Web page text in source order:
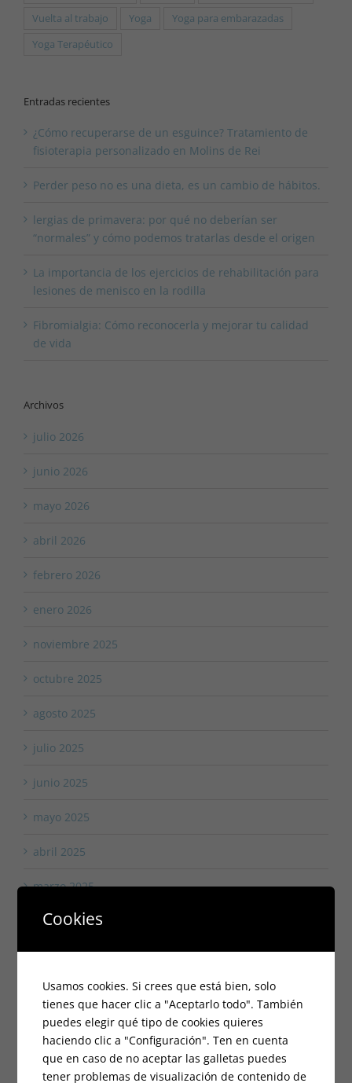
Vuelta al trabajo
Yoga
Yoga para embarazadas
Yoga Terapéutico
Entradas recientes
¿Cómo recuperarse de un esguince? Tratamiento de
fisioterapia personalizado en Molins de Rei
Perder peso no es una dieta, es un cambio de hábitos.
lergias de primavera: por qué no deberían ser
“normales” y cómo podemos tratarlas desde el origen
La importancia de los ejercicios de rehabilitación para
lesiones de menisco en la rodilla
Fibromialgia: Cómo reconocerla y mejorar tu calidad
de vida
Archivos
julio 2026
junio 2026
mayo 2026
abril 2026
febrero 2026
enero 2026
noviembre 2025
octubre 2025
agosto 2025
julio 2025
junio 2025
mayo 2025
abril 2025
marzo 2025
febrero 2025
enero 2025
octubre 2024
septiembre 2024
agosto 2024
Cookies
Usamos cookies. Si crees que está bien, solo
tienes que hacer clic a "Aceptarlo todo". También
puedes elegir qué tipo de cookies quieres
haciendo clic a "Configuración". Ten en cuenta
que en caso de no aceptar las galletas puedes
tener problemas de visualización de contenido de